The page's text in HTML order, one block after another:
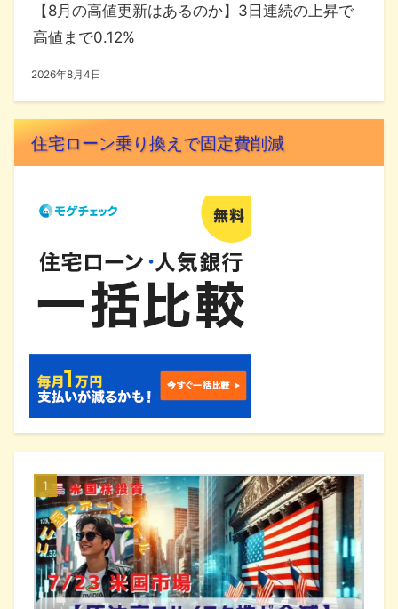
【8月の高値更新はあるのか】3日連続の上昇で
高値まで0.12%
2026年8月4日
住宅ローン乗り換えで固定費削減